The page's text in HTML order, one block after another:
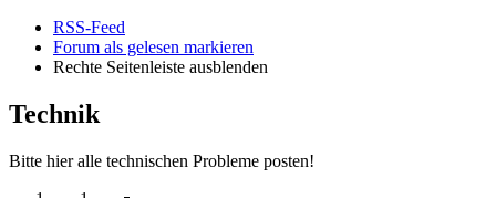
RSS-Feed
Forum als gelesen markieren
Rechte Seitenleiste ausblenden
Technik
Bitte hier alle technischen Probleme posten!